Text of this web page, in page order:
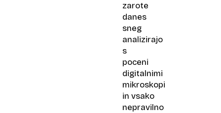
zarote
danes
sneg
analizirajo
s
poceni
digitalnimi
mikroskopi
in vsako
nepravilno